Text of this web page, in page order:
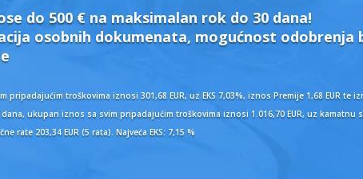
do 500 € na maksimalan rok do 30 dana!
osobnih dokumenata, mogućnost odobrenja
troškovima iznosi 301,68 EUR, uz EKS 7,03%, iznos Premije 1,68 EUR te
ukupan iznos sa svim pripadajućim troškovima iznosi 1.016,70 EUR, uz kamatnu
rate 203,34 EUR (5 rata). Najveća EKS: 7,15 %